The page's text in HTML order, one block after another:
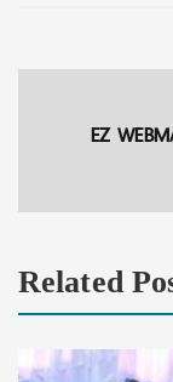
EZ
Related